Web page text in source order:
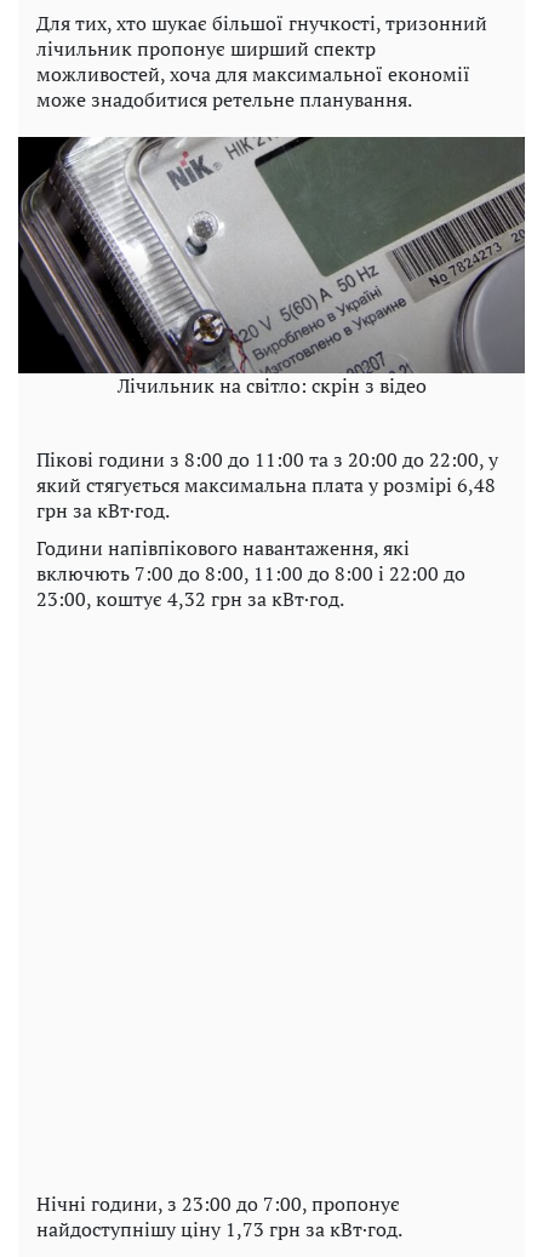
Для тих, хто шукає більшої гнучкості, тризонний
лічильник пропонує ширший спектр
можливостей, хоча для максимальної економії
може знадобитися ретельне планування.
Лічильник на світло: скрін з відео
Пікові години з 8:00 до 11:00 та з 20:00 до 22:00, у
який стягується максимальна плата у розмірі 6,48
грн за кВт·год.
Години напівпікового навантаження, які
включють 7:00 до 8:00, 11:00 до 8:00 і 22:00 до
23:00, коштує 4,32 грн за кВт·год.
Нічні години, з 23:00 до 7:00, пропонує
найдоступнішу ціну 1,73 грн за кВт·год.